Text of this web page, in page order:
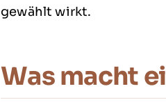
gewählt wirkt.
Was macht